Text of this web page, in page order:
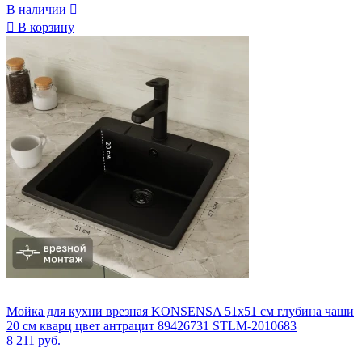
В наличии 
 В корзину
Мойка для кухни врезная KONSENSA 51x51 см глубина чаши
20 см кварц цвет антрацит 89426731 STLM-2010683
8 211 руб.